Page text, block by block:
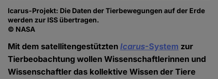
Icarus-Projekt: Die Daten der Tierbewegungen auf der Erde
werden zur ISS übertragen.
© NASA
Mit dem satellitengestütztenIcarus-System zur
Tierbeobachtung wollen Wissenschaftlerinnen und
Wissenschaftler das kollektive Wissen der Tiere